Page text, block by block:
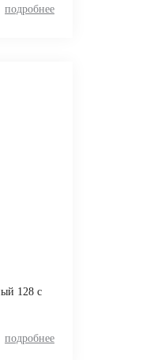
128 с